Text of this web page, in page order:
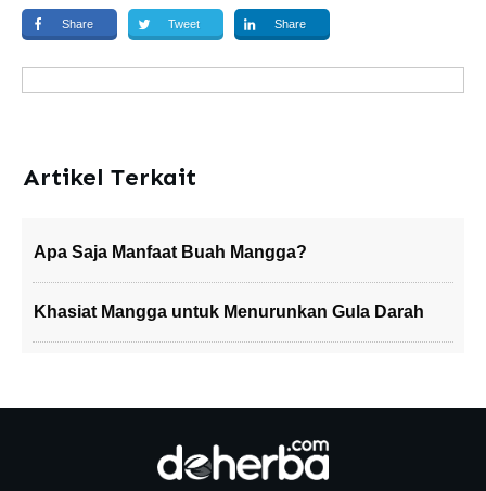
Share Tweet Share
Artikel Terkait
Apa Saja Manfaat Buah Mangga?
Khasiat Mangga untuk Menurunkan Gula Darah